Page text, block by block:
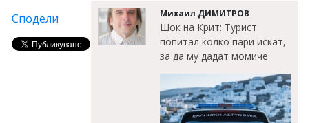
Сподели Михаил ДИМИТРОВ
Шок на Крит: Турист
попитал колко пари искат,
за да му дадат момиче